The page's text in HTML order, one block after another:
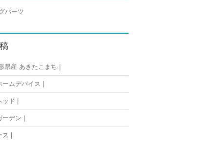
県産 あきたこまち |
ムデバイス |
ド |
デン |
|